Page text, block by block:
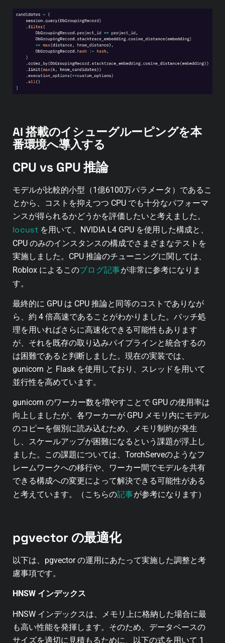
AI 搭載のイシューグルーピングを本
番環境へ導入する
CPU vs GPU 推論
モデルが比較的小型（1億6100万パラメータ）であるこ
とから、コストを抑えつつ CPU でも十分なパフォーマ
ンスが得られるかどうかを評価したいと考えました。
locustを用いて、NVIDIA L4 GPU を使用した構成と、
CPU のみのインスタンスの構成でさまざまなテストを
実施しました。CPU 推論のチューニングに関しては、
Roblox によるこのブログ記事が非常に参考になりま
す。
最終的に GPU は CPU 推論と同等のコストでありなが
ら、約 4 倍高速であることがわかりました。バッチ処
理を用いればさらに高速化できる可能性もあります
が、それを既存の取り込みパイプラインと統合するの
は困難であると判断しました。現在の実装では、
gunicorn と Flask を使用しており、スレッドを用いて
並行性を高めています。
gunicorn のワーカー数を増やすことで GPU の使用率は
向上しましたが、各ワーカーが GPU メモリ内にモデル
のコピーを個別に読み込むため、メモリ制約が発生
し、スケールアップが困難になるという課題が浮上し
ました。この課題については、 TorchServeのようなフ
レームワークへの移行や、ワーカー間でモデルを共有
できる構成への変更によって解決できる可能性がある
と考えています。（こちらの記事が参考になります）
pgvector の最適化
以下は、pgvector の運用にあたって実施した調整と考
慮事項です。
HNSW インデックス
HNSW インデックスは、メモリ上に格納した場合に最
も高い性能を発揮します。そのため、データベースの
サイズを適切に見積もるために、以下の式を用いて 1